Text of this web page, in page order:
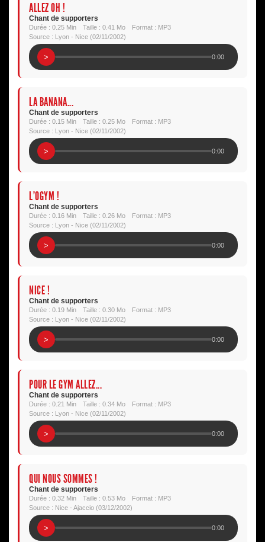
ALLEZ OH !
Chant de supporters
Durée : 0.25 Min Taille : 0.41 Mo
Format : MP3
Source : Lyon - Nice (02/11/2002)
> 0:00
LA BANANA...
Chant de supporters
Durée : 0.15 Min Taille : 0.25 Mo
Format : MP3
Source : Lyon - Nice (02/11/2002)
> 0:00
L'OGYM !
Chant de supporters
Durée : 0.16 Min Taille : 0.26 Mo
Format : MP3
Source : Lyon - Nice (02/11/2002)
> 0:00
NICE !
Chant de supporters
Durée : 0.19 Min Taille : 0.30 Mo
Format : MP3
Source : Lyon - Nice (02/11/2002)
> 0:00
POUR LE GYM ALLEZ...
Chant de supporters
Durée : 0.21 Min Taille : 0.34 Mo
Format : MP3
Source : Lyon - Nice (02/11/2002)
> 0:00
QUI NOUS SOMMES !
Chant de supporters
Durée : 0.32 Min Taille : 0.53 Mo
Format : MP3
Source : Nice - Ajaccio (03/12/2002)
> 0:00